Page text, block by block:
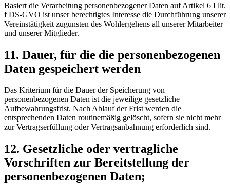
Basiert die Verarbeitung personenbezogener Daten auf Artikel 6 I lit.
f DS-GVO ist unser berechtigtes Interesse die Durchführung unserer
Vereinstätigkeit zugunsten des Wohlergehens all unserer Mitarbeiter
und unserer Mitglieder.
11. Dauer, für die die personenbezogenen
Daten gespeichert werden
Das Kriterium für die Dauer der Speicherung von
personenbezogenen Daten ist die jeweilige gesetzliche
Aufbewahrungsfrist. Nach Ablauf der Frist werden die
entsprechenden Daten routinemäßig gelöscht, sofern sie nicht mehr
zur Vertragserfüllung oder Vertragsanbahnung erforderlich sind.
12. Gesetzliche oder vertragliche
Vorschriften zur Bereitstellung der
personenbezogenen Daten;